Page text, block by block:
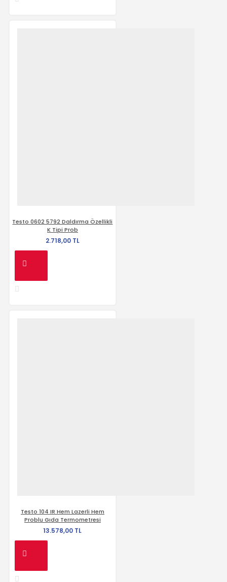
Testo 0602 5792 Daldırma Özellikli
K Tipi Prob
2.718,00 TL
Testo 104 IR Hem Lazerli Hem
Problu Gıda Termometresi
13.578,00 TL